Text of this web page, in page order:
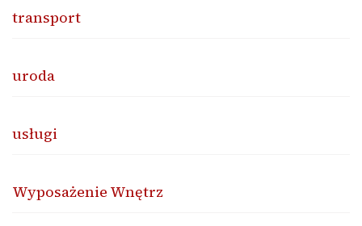
transport
uroda
usługi
Wyposażenie Wnętrz